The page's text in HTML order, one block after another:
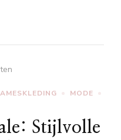
MODE
Stijlvolle